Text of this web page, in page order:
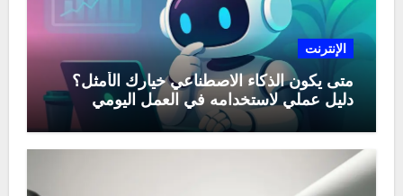
الإنترنت
متى يكون الذكاء الاصطناعي خيارك الأمثل؟
دليل عملي لاستخدامه في العمل اليومي